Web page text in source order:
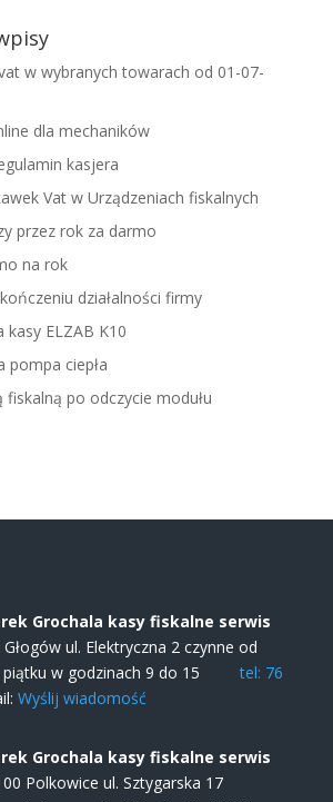
w wybranych towarach od 01-07-
dla mechaników
kasjera
Vat w Urządzeniach fiskalnych
przez rok za darmo
na rok
działalności firmy
kasy ELZAB K10
pompa ciepła
fiskalną po odczycie modułu
Grochala kasy fiskalne serwis
ul. Elektryczna 2 czynne od
piątku w godzinach 9 do 15tel: 76
Wyślij wiadomość
Grochala kasy fiskalne serwis
Polkowice ul. Sztygarska 17